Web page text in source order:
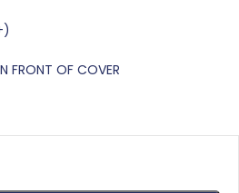
FRONT OF COVER